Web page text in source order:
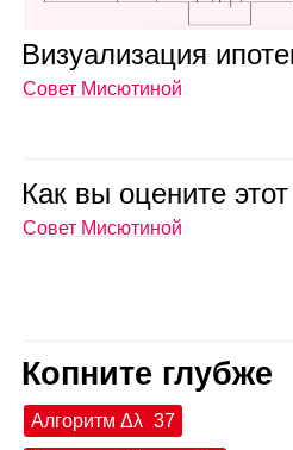
Визу­а­ли­за­ция
Совет Мисютиной
Как вы оце­ните
Совет Мисютиной
Копните глубже
Алгоритм Δλ 37